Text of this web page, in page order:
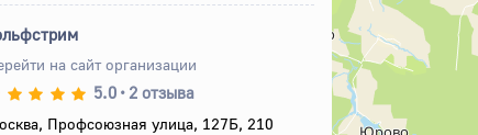
на сайт организации
5.0 • 2 отзыва
Профсоюзная улица, 127Б, 210